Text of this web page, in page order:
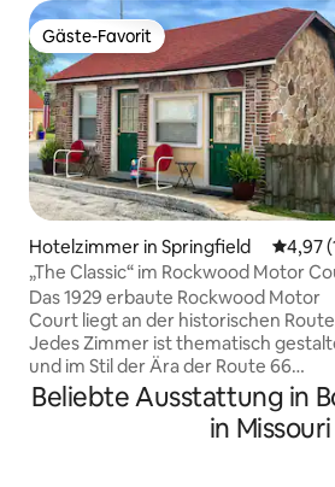
Gäste-Favorit
Gäste-Favorit
Hotelzimmer in Springfield
4,97
„The Classic“ im Rockwood Motor
an der Route 66.
Das 1929 erbaute Rockwood Motor
Court liegt an der historischen
Jedes Zimmer ist thematisch
und im Stil der Ära der Route 66
eingerichtet. „The Classic“ zeigt die
Autos, die in den 1940er- und
Jahren auf der Straße unterwegs
Beliebte Ausstattung in
in Missouri